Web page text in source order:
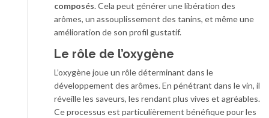
composés. Cela peut générer une libération des
arômes, un assouplissement des tanins, et même une
amélioration de son profil gustatif.
Le rôle de l’oxygène
L’oxygène joue un rôle déterminant dans le
développement des arômes. En pénétrant dans le vin, il
réveille les saveurs, les rendant plus vives et agréables.
Ce processus est particulièrement bénéfique pour les